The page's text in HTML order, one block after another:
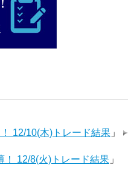
12/10(木)トレード結果 」
！ 12/8(火)トレード結果 」